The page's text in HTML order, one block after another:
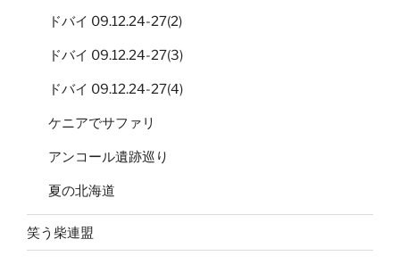
ドバイ 09.12.24-27(2)
ドバイ 09.12.24-27(3)
ドバイ 09.12.24-27(4)
ケニアでサファリ
アンコール遺跡巡り
夏の北海道
笑う柴連盟